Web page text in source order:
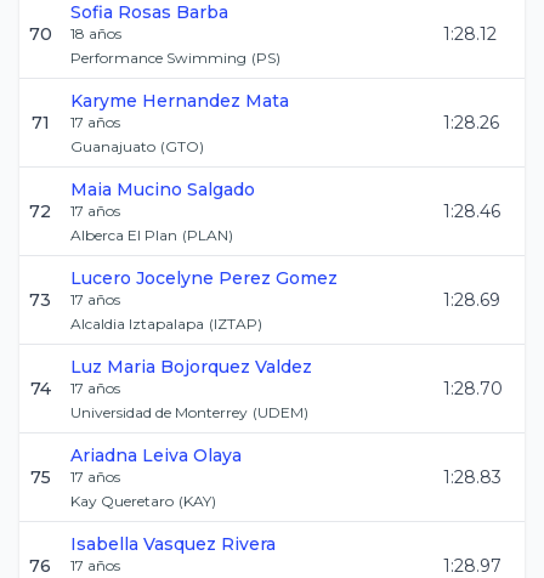
70
Sofia Rosas Barba
18 años
Performance Swimming (PS)
1:28.12
71
Karyme Hernandez Mata
17 años
Guanajuato (GTO)
1:28.26
72
Maia Mucino Salgado
17 años
Alberca El Plan (PLAN)
1:28.46
73
Lucero Jocelyne Perez Gomez
17 años
Alcaldia Iztapalapa (IZTAP)
1:28.69
74
Luz Maria Bojorquez Valdez
17 años
Universidad de Monterrey (UDEM)
1:28.70
75
Ariadna Leiva Olaya
17 años
Kay Queretaro (KAY)
1:28.83
76
Isabella Vasquez Rivera
17 años
1:28.97